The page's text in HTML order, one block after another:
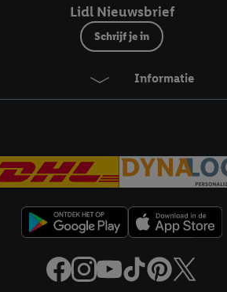
Lidl Nieuwsbrief
Schrijf je in
Informatie
gegevens en je recht om jouw
Je vindt de impressum voor de Lidl